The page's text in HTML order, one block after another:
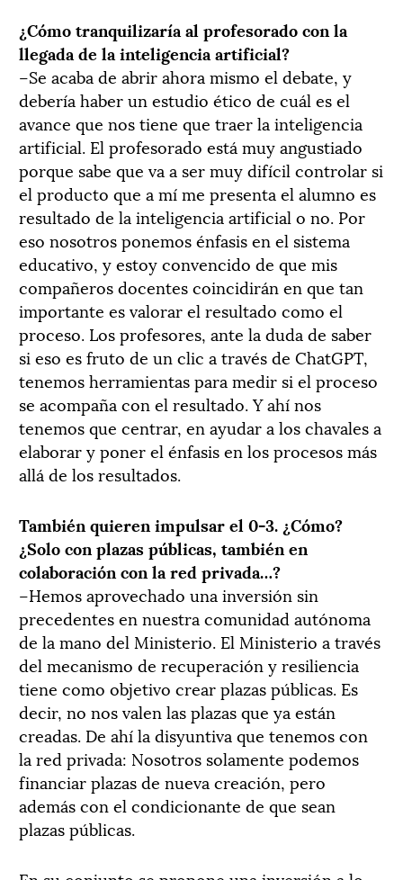
¿Cómo tranquilizaría al profesorado con la
llegada de la inteligencia artificial?
–Se acaba de abrir ahora mismo el debate, y
debería haber un estudio ético de cuál es el
avance que nos tiene que traer la inteligencia
artificial. El profesorado está muy angustiado
porque sabe que va a ser muy difícil controlar si
el producto que a mí me presenta el alumno es
resultado de la inteligencia artificial o no. Por
eso nosotros ponemos énfasis en el sistema
educativo, y estoy convencido de que mis
compañeros docentes coincidirán en que tan
importante es valorar el resultado como el
proceso. Los profesores, ante la duda de saber
si eso es fruto de un clic a través de ChatGPT,
tenemos herramientas para medir si el proceso
se acompaña con el resultado. Y ahí nos
tenemos que centrar, en ayudar a los chavales a
elaborar y poner el énfasis en los procesos más
allá de los resultados.
También quieren impulsar el 0-3. ¿Cómo?
¿Solo con plazas públicas, también en
colaboración con la red privada…?
–Hemos aprovechado una inversión sin
precedentes en nuestra comunidad autónoma
de la mano del Ministerio. El Ministerio a través
del mecanismo de recuperación y resiliencia
tiene como objetivo crear plazas públicas. Es
decir, no nos valen las plazas que ya están
creadas. De ahí la disyuntiva que tenemos con
la red privada: Nosotros solamente podemos
financiar plazas de nueva creación, pero
además con el condicionante de que sean
plazas públicas.